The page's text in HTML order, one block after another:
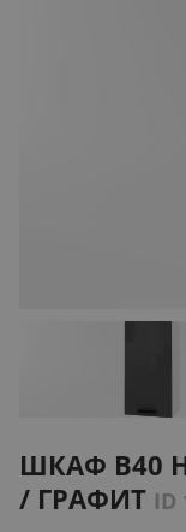
ШКАФ B40
/ ГРАФИТ ID